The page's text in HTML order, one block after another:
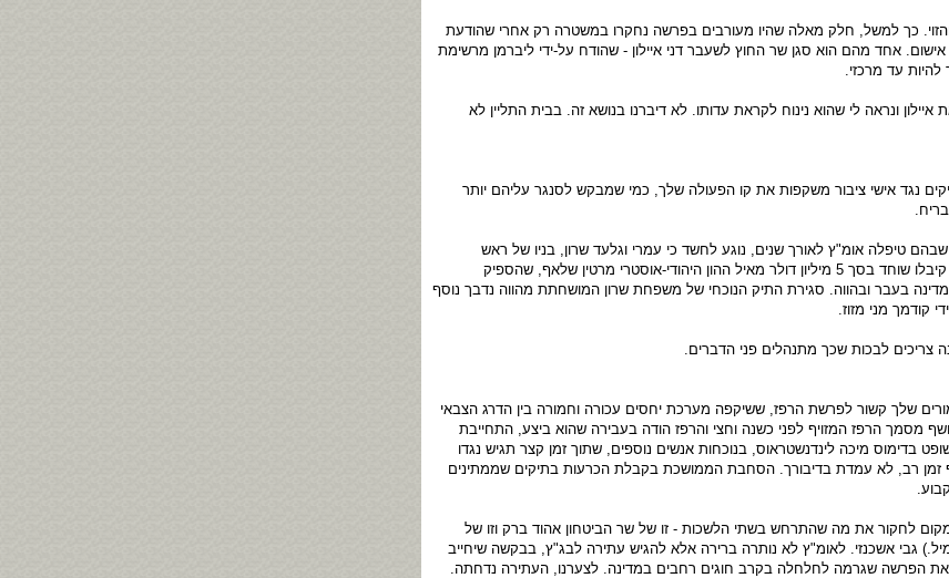
והזוי. כך למשל, חלק מאלה שהיו מעורבים בפרשה נחקרו במשטרה רק אחרי שהודעת
אחד מהם הוא סגן שר החוץ לשעבר דני איילון - שהודח על-ידי ליברמן מרשימת
עד מרכזי.
ונראה לי שהוא נינוח לקראת עדותו. לא דיברנו בנושא זה. בבית התליין לא
נגד אישי ציבור משקפות את קו הפעולה שלך, כמי שמבקש לסנגר עליהם יותר
טיפלה אומ"ץ לאורך שנים, נוגע לחשד כי עמרי וגלעד שרון, בניו של ראש
הממשלה לשעבר אריאל שרון, קיבלו שוחד בסך 5 מיליון דולר מאיל ההון היהודי-אוסטרי מרטין שלאף, שהספיק
בעבר ובהווה. סגירת התיק הנוכחי של משפחת שרון המושחתת מהווה נדבך נוסף
קודמך מני מזוז.
צריכים לבכות שכך מתנהלים פני הדברים.
שלך קשור לפרשת הרפז, ששיקפה מערכת יחסים עכורה וחמורה בין הדרג הצבאי
מסמך הרפז המזויף לפני כשנה וחצי והרפז הודה בעבירה שהוא ביצע, התחייבת
בדימוס מיכה לינדנשטראוס, בנוכחות אנשים נוספים, שתוך זמן קצר תגיש נגדו
זמן רב, לא עמדת בדיבורך. הסחבת הממושכת בקבלת הכרעות בתיקים שממתינים
לחקור את מה שהתרחש בשתי הלשכות - זו של שר הביטחון אהוד ברק וזו של
גבי אשכנזי. לאומ"ץ לא נותרה ברירה אלא להגיש עתירה לבג"ץ, בבקשה שיחייב
הפרשה שגרמה לחלחלה בקרב חוגים רחבים במדינה. לצערנו, העתירה נדחתה.